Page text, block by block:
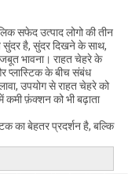
सफेद उत्पाद लोगो की तीन
सुंदर है, सुंदर दिखने के साथ,
भावना। राहत चेहरे के
प्लास्टिक के बीच संबंध
उपयोग से राहत चेहरे को
कमी फ़ंक्शन को भी बढ़ाता
का बेहतर प्रदर्शन है, बल्कि